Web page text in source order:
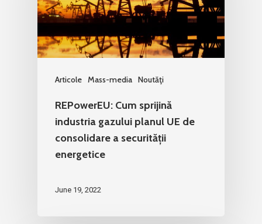
Articole Mass-media Noutăţi
REPowerEU: Cum sprijină
industria gazului planul UE de
consolidare a securității
energetice
June 19, 2022